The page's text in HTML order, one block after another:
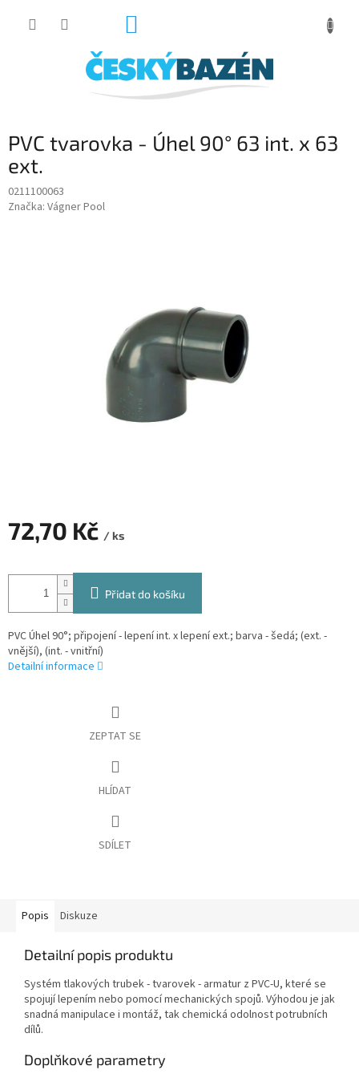
PVC tvarovka - Úhel 90° 63 int. x 63
ext.
0211100063
Značka: Vágner Pool
72,70 Kč / ks
cena:
Přidat do košíku
PVC Úhel 90°; připojení - lepení int. x lepení ext.; barva - šedá; (ext. -
vnější), (int. - vnitřní)
Detailní informace
ZEPTAT SE
HLÍDAT
SDÍLET
Popis Diskuze
Detailní popis produktu
Systém tlakových trubek - tvarovek - armatur z PVC-U, které se
spojují lepením nebo pomocí mechanických spojů. Výhodou je jak
snadná manipulace i montáž, tak chemická odolnost potrubních
dílů.
Doplňkové parametry